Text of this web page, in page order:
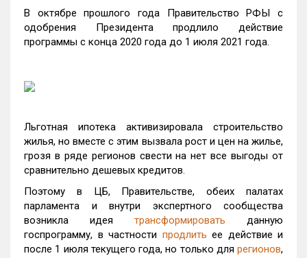
В октябре прошлого года Правительство РФЫ с
одобрения Президента продлило действие
программы с конца 2020 года до 1 июля 2021 года.
Льготная ипотека активизировала строительство
жилья, но вместе с этим вызвала рост и цен на жилье,
грозя в ряде регионов свести на нет все выгоды от
сравнительно дешевых кредитов.
Поэтому в ЦБ, Правительстве, обеих палатах
парламента и внутри экспертного сообщества
возникла идея трансформировать данную
госпрограмму, в частности продлить ее действие и
после 1 июля текущего года, но только для регионов,